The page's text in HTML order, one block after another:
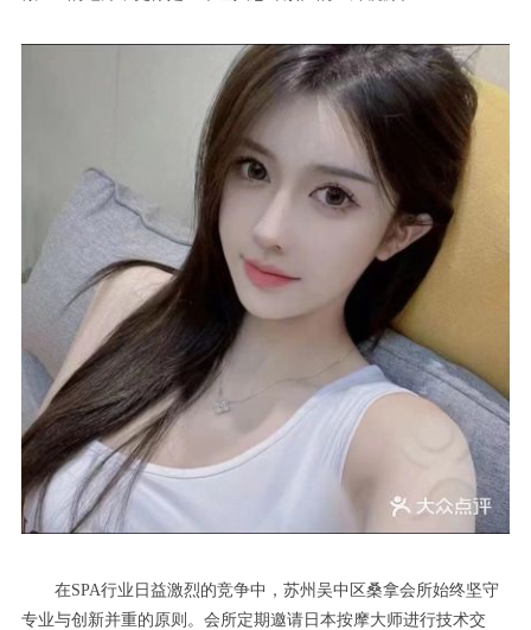
在SPA行业日益激烈的竞争中，苏州吴中区桑拿会所始终坚守
专业与创新并重的原则。会所定期邀请日本按摩大师进行技术交